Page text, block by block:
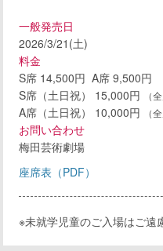
一般発売日
2026/3/21(土)
料金
S席 14,500円 A席 9,500円
S席（土日祝） 15,000円 （
A席（土日祝） 10,000円 （
お問い合わせ
梅田芸術劇場
座席表（PDF）
※未就学児童のご入場はご遠